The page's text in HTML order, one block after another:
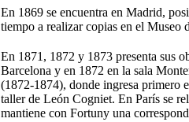
En 1869 se encuentra en Madrid,
tiempo a realizar copias en el Museo
En 1871, 1872 y 1873 presenta sus
Barcelona y en 1872 en la sala
(1872-1874), donde ingresa primero
taller de León Cogniet. En París se
mantiene con Fortuny una